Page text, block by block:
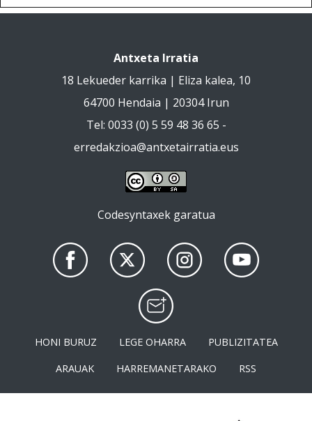
Antxeta Irratia
18 Lekueder karrika | Eliza kalea, 10
64700 Hendaia | 20304 Irun
Tel: 0033 (0) 5 59 48 36 65 -
erredakzioa@antxetairratia.eus
Codesyntaxek garatua
HONI BURUZ LEGE OHARRA
PUBLIZITATEA
ARAUAK
HARREMANETARAKO RSS